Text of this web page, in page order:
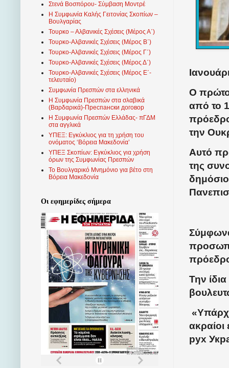
Ο
από το
την
Αυτό
της
Την
ακραίοι
рух
Στενά Βοσπόρου- Σύμβαση Μοντρέ
Η Συμφωνία Καλής Γειτονίας Σκοπίων –
Βουλγαρίας
Τουρκο – Αλβανικές Σχέσεις (Mέρος Α΄)
Τουρκο-Αλβανικές Σχέσεις (Μέρος Β΄)
Τουρκο-Αλβανικές Σχέσεις (Μέρος Γ΄)
Τουρκο-Αλβανικές Σχέσεις (Μέρος Δ΄)
Τουρκο-Αλβανικές Σχέσεις (Μέρος Ε΄-
τελευταίο)
Συμφωνία Πρεσπών στα ελληνικά
Η Συμφωνία Πρεσπών στα σλαβικά
(Βαρδαρικά)-Преспански договор
Η Συμφωνία Πρεσπών Ελλάδας- πΓΔΜ
στα αγγλικά
ΥΠΕΞ: Εγκύκλιος για τη χρήση του
ονόματος ‘Βόρεια Μακεδονία’
ΥΠΕΞ Σκοπίων: Εγκύκλιος για χρήση
όρων της Συμφωνίας Πρεσπών
Το Βουλγαρικό Μνημόνιο για βέτο στη
Βόρεια Μακεδονία
Οι εφημερίδες σήμερα